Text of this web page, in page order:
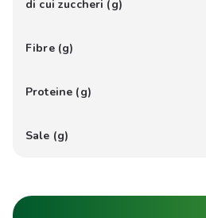
di cui zuccheri (g)
Fibre (g)
Proteine (g)
Sale (g)